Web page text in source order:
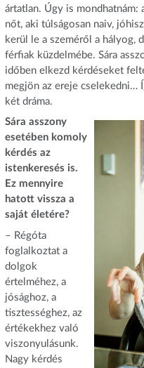
ártatlan. Úgy is mondhatnám:
nőt, aki túlságosan naiv,
kerül le a szeméről a hályog,
férfiak küzdelmébe. Sára
időben elkezd kérdéseket
megjön az ereje cselekedni…
két dráma.
Sára asszony
esetében komoly
kérdés az
istenkeresés is.
Ez mennyire
hatott vissza a
saját életére?
– Régóta
foglalkoztat a
dolgok
értelméhez, a
jósághoz, a
tisztességhez, az
értékekhez való
viszonyulásunk.
Nagy kérdés